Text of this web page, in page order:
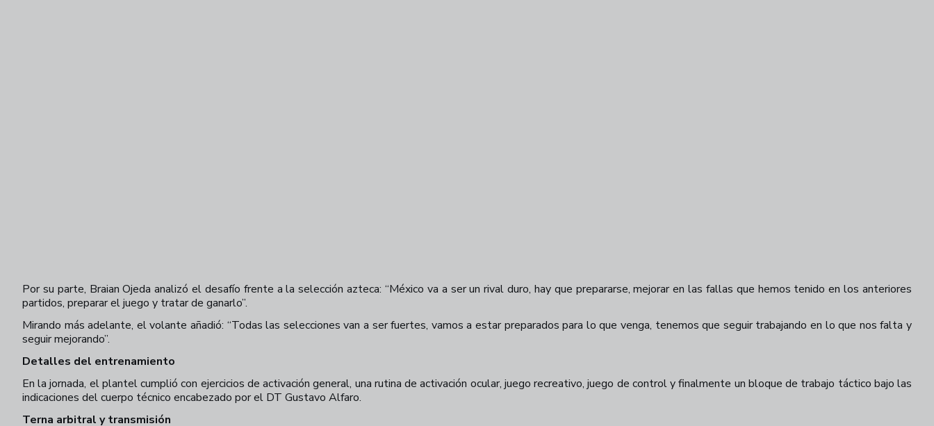
Por su parte, Braian Ojeda analizó el desafío frente a la selección azteca: “México va a ser un rival duro, hay que prepararse, mejorar en las fallas que hemos tenido en los anteriores
partidos, preparar el juego y tratar de ganarlo”.
Mirando más adelante, el volante añadió: “Todas las selecciones van a ser fuertes, vamos a estar preparados para lo que venga, tenemos que seguir trabajando en lo que nos falta y
seguir mejorando”.
Detalles del entrenamiento
En la jornada, el plantel cumplió con ejercicios de activación general, una rutina de activación ocular, juego recreativo, juego de control y finalmente un bloque de trabajo táctico bajo las
indicaciones del cuerpo técnico encabezado por el DT Gustavo Alfaro.
Terna arbitral y transmisión